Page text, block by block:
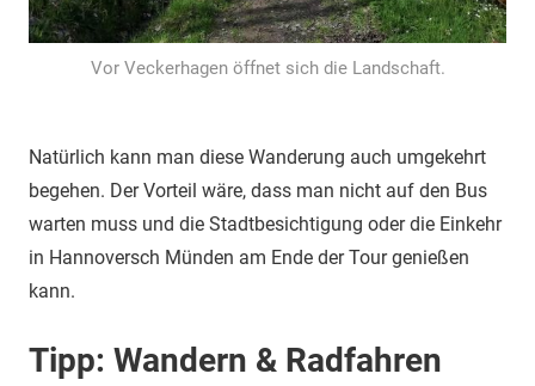
Vor Veckerhagen öffnet sich die Landschaft.
Natürlich kann man diese Wanderung auch umgekehrt
begehen. Der Vorteil wäre, dass man nicht auf den Bus
warten muss und die Stadtbesichtigung oder die Einkehr
in Hannoversch Münden am Ende der Tour genießen
kann.
Tipp: Wandern & Radfahren